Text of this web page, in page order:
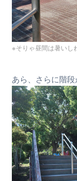
※そりゃ昼間は暑いし
あら、さらに階段